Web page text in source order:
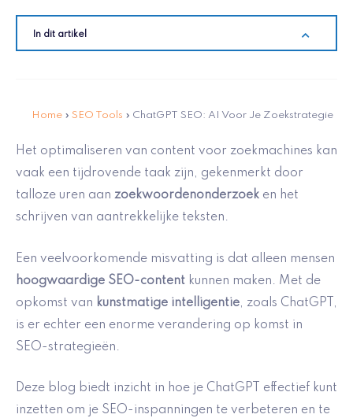
In dit artikel
Home » SEO Tools » ChatGPT SEO: AI Voor Je Zoekstrategie
Het optimaliseren van content voor zoekmachines kan
vaak een tijdrovende taak zijn, gekenmerkt door
talloze uren aan zoekwoordenonderzoek en het
schrijven van aantrekkelijke teksten.
Een veelvoorkomende misvatting is dat alleen mensen
hoogwaardige SEO-content kunnen maken. Met de
opkomst van kunstmatige intelligentie, zoals ChatGPT,
is er echter een enorme verandering op komst in
SEO-strategieën.
Deze blog biedt inzicht in hoe je ChatGPT effectief kunt
inzetten om je SEO-inspanningen te verbeteren en te